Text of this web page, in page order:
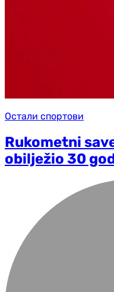
Остали спортови
Rukometni
obilježio 30